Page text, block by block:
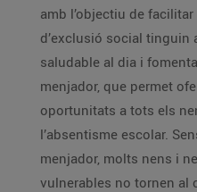
amb l’objectiu de
d’exclusió social tinguin
saludable al dia i
menjador, que permet
oportunitats a tots els
l’absentisme escolar.
menjador, molts nens i
vulnerables no tornen al